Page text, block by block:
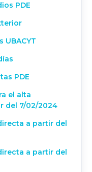
PDE
PDE
el alta
del 7/02/2024
a partir del
a partir del